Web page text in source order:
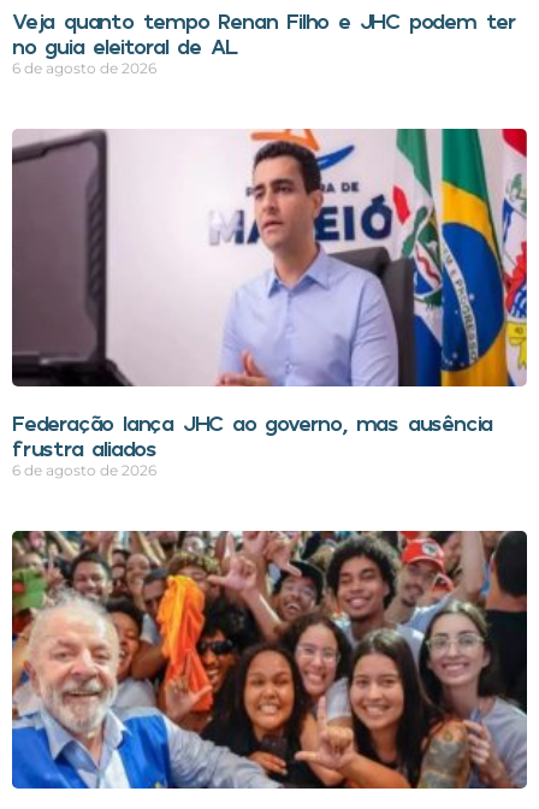
Veja quanto tempo Renan Filho e JHC podem ter
no guia eleitoral de AL
6 de agosto de 2026
Federação lança JHC ao governo, mas ausência
frustra aliados
6 de agosto de 2026